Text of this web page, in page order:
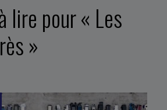
lire pour « Les
»